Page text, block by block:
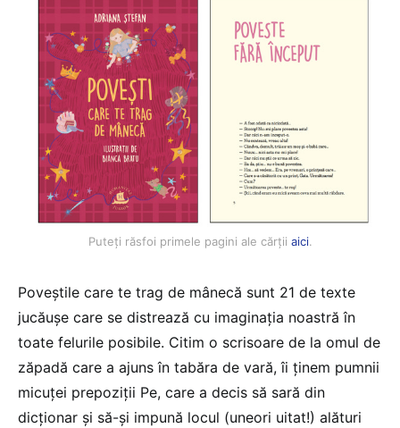
Puteți răsfoi primele pagini ale cărții aici.
Poveștile care te trag de mânecă sunt 21 de texte
jucăușe care se distrează cu imaginația noastră în
toate felurile posibile. Citim o scrisoare de la omul de
zăpadă care a ajuns în tabăra de vară, îi ținem pumnii
micuței prepoziții Pe, care a decis să sară din
dicționar și să-și impună locul (uneori uitat!) alături